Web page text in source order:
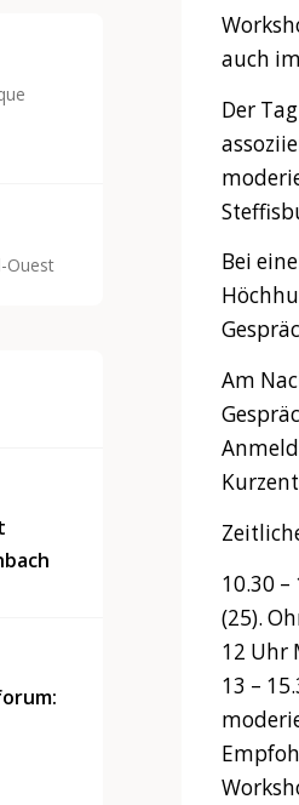
Ouest
auch
Der
Bei
Am
10.30
(25).
12 Uhr
13 –